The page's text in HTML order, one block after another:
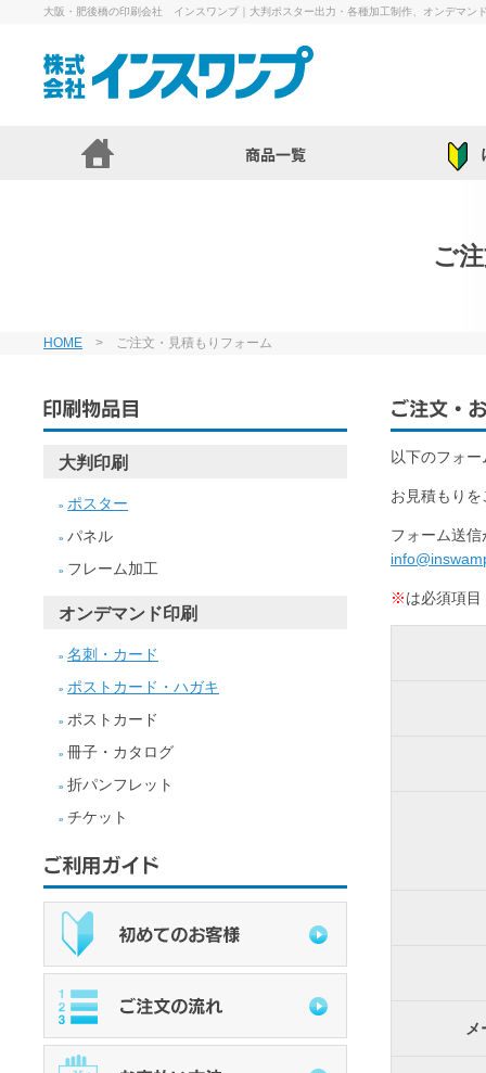
大阪・肥後橋の印刷会社 インスワンプ｜大判ポスター出力・各種加工制作、オンデマン
ご
HOME > ご注文・見積もりフォーム
以下のフォ
お見積もり
フォーム送
※は必須項目
大判印刷
» ポスター
» パネル
» フレーム加工
オンデマンド印刷
» 名刺・カード
» ポストカード・ハガキ
» ポストカード
» 冊子・カタログ
» 折パンフレット
» チケット